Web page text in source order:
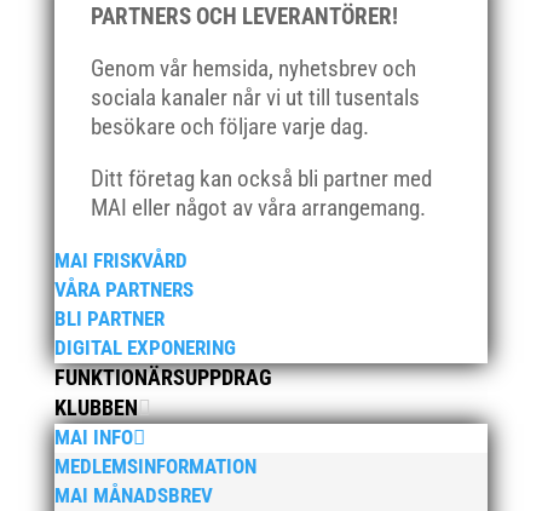
PARTNERS OCH LEVERANTÖRER!
Genom vår hemsida, nyhetsbrev och
sociala kanaler når vi ut till tusentals
besökare och följare varje dag.
Ditt företag kan också bli partner med
MAI eller något av våra arrangemang.
MAI FRISKVÅRD
VÅRA PARTNERS
BLI PARTNER
DIGITAL EXPONERING
FUNKTIONÄRSUPPDRAG
KLUBBEN
MAI INFO
MEDLEMSINFORMATION
MAI MÅNADSBREV
april 2021
februari 2021
december 2020
oktober 2020
augusti 2020
juni 2020
april 2020
mars 2020
februari 2020
januari 2020
november 2019